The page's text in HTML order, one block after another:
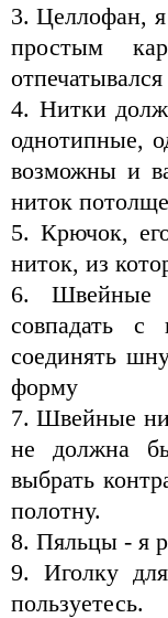
3. Целлофан,
простым
4. Нитки
однотипные,
возможны и
ниток
5. Крючок,
ниток, из
6. Швейные
совпадать
соединять
форму
7. Швейные
не должна
выбрать
полотну.
8. Пяльцы - я
9. Иголку
пользуетесь.